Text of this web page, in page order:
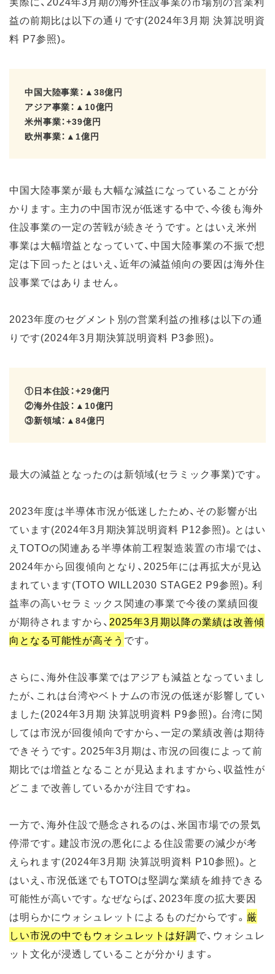
益の前期比は以下の通りです(2024年3月期 決算説明資
料 P7参照)。
中国大陸事業：▲38億円
アジア事業：▲10億円
米州事業：+39億円
欧州事業：▲1億円
中国大陸事業が最も大幅な減益になっていることが分
かります。主力の中国市況が低迷する中で、今後も海外
住設事業の一定の苦戦が続きそうです。とはいえ米州
事業は大幅増益となっていて、中国大陸事業の不振で想
定は下回ったとはいえ、近年の減益傾向の要因は海外住
設事業ではありません。
2023年度のセグメント別の営業利益の推移は以下の通
りです(2024年3月期決算説明資料 P3参照)。
①日本住設：+29億円
②海外住設：▲10億円
③新領域：▲84億円
最大の減益となったのは新領域(セラミック事業)です。
2023年度は半導体市況が低迷したため、その影響が出
ています(2024年3月期決算説明資料 P12参照)。とはい
えTOTOの関連ある半導体前工程製造装置の市場では、
2024年から回復傾向となり、2025年には再拡大が見込
まれています(TOTO WILL2030 STAGE2 P9参照)。利
益率の高いセラミックス関連の事業で今後の業績回復
が期待されますから、 2025年3月期以降の業績は改善傾
向となる可能性が高そう です。
さらに、海外住設事業ではアジアも減益となっていまし
たが、これは台湾やベトナムの市況の低迷が影響してい
ました(2024年3月期 決算説明資料 P9参照)。台湾に関
しては市況が回復傾向ですから、一定の業績改善は期待
できそうです。2025年3月期は、市況の回復によって前
期比では増益となることが見込まれますから、収益性が
どこまで改善しているかが注目ですね。
一方で、海外住設で懸念されるのは、米国市場での景気
停滞です。建設市況の悪化による住設需要の減少が考
えられます(2024年3月期 決算説明資料 P10参照)。と
はいえ、市況低迷でもTOTOは堅調な業績を維持できる
可能性が高いです。なぜならば、2023年度の拡大要因
は明らかにウォシュレットによるものだからです。 厳
しい市況の中でもウォシュレットは好調で、ウォシュレ
ット文化が浸透していることが分かります。